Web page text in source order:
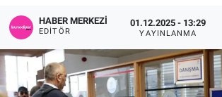
HABER MERKEZI
EDITÖR
01.12.2025 - 13:29
YAYINLANMA